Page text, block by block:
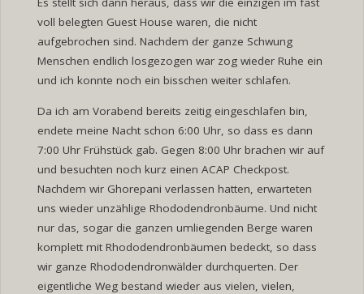
voll belegten Guest House waren, die nicht
aufgebrochen sind. Nachdem der ganze Schwung
Menschen endlich losgezogen war zog wieder Ruhe ein
und ich konnte noch ein bisschen weiter schlafen.
Da ich am Vorabend bereits zeitig eingeschlafen bin,
endete meine Nacht schon 6:00 Uhr, so dass es dann
7:00 Uhr Frühstück gab. Gegen 8:00 Uhr brachen wir auf
und besuchten noch kurz einen ACAP Checkpost.
Nachdem wir Ghorepani verlassen hatten, erwarteten
uns wieder unzählige Rhododendronbäume. Und nicht
nur das, sogar die ganzen umliegenden Berge waren
komplett mit Rhododendronbäumen bedeckt, so dass
wir ganze Rhododendronwälder durchquerten. Der
eigentliche Weg bestand wieder aus vielen, vielen,